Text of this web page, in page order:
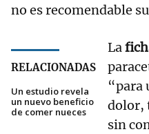
no es recomendable
RELACIONADAS
Un estudio revela
un nuevo beneficio
de comer nueces
La
“para
dolor,
sin